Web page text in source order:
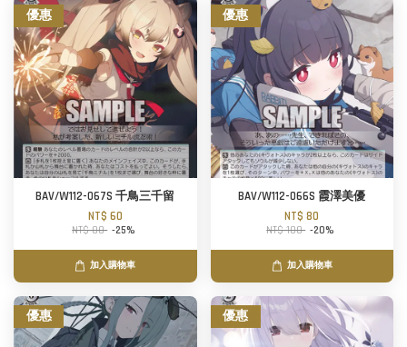
優惠
BAV/W112-067S 千鳥三千留
NT$ 60
NT$ 80 -25%
加入購物車
優惠
BAV/W112-066S 霞澤美優
NT$ 80
NT$ 100 -20%
加入購物車
優惠 優惠